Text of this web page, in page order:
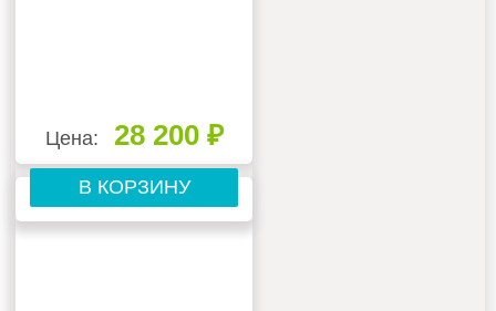
Цена: 28 200 ₽
В КОРЗИНУ